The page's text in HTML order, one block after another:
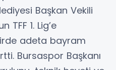
Başkan Vekili
TFF 1. Lig’e
adeta bayram
Bursaspor Başkanı